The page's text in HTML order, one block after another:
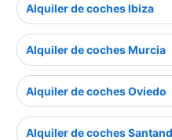
Alquiler de coches Ibiza
Alquiler de coches Murcia
Alquiler de coches Oviedo
Alquiler de coches